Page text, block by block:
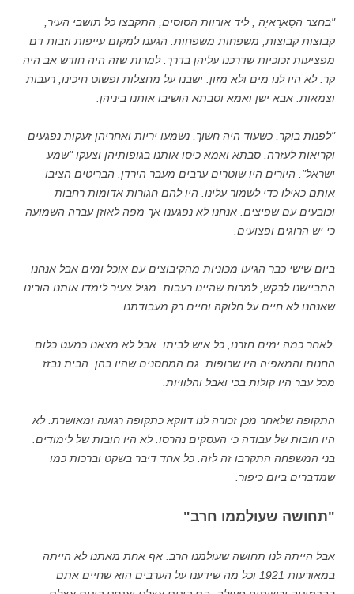
"בחצר הסָארָאיָה , ליד אורוות הסוסים, התקבצו כל תושבי העיר,
קבוצות קבוצות, משפחות משפחות. הגענו למקום עייפות וזבות דם
מפציעות זכוכיות שדרכנו עליהן בדרך. למרות שזה היה חודש אב היה
קר. לא היו לנו מים ולא מזון. ישבנו על מחצלות ופשוט חיכינו, רעבות
וצמאות. אבא ישן ואמא וסבתא הושיבו אותנו ביניהן.
"לפנות בוקר, כשעוד היה חשוך, נשמעו יריות ואחריהן זעקות נפגעים
וקריאות לעזרה. סבתא ואמא כיסו אותנו בגופותיהן וצעקו "שמע
ישראל". היורים היו שוטרים ערבים מעבר הירדן. הבריטים הציבו
אותם כאילו כדי לשמור עלינו. היו להם חגורות אדומות רחבות
וכובעים עם שפיצים. אנחנו לא נפגענו אך מפה לאוזן עברה השמועה
כי יש הרוגים ופצועים.
ביום שישי כבר הגיעו מכוניות מהקיבוצים עם אוכל ומים אבל אנחנו
התביישנו לבקש, למרות שהיינו רעבות. מגיל צעיר לימדו אותנו הורינו
שאנחנו לא חיים על חלוקה וחיים רק מעבודתנו.
לאחר כמה ימים חזרנו, כל איש לביתו. אבל לא מצאנו כמעט כלום.
החנות והמאפיה היו שרופות. גם המחסנים שהיו בהן. הבית נבזז.
מכל עבר היו קולות בכי ואבל והלוויות.
התקופה שלאחר מכן זכורה לנו דווקא כתקופה רגועה ומאושרת. לא
היו חובות של עבודה כי העסקים נהרסו. לא היו חובות של לימודים.
בני המשפחה התקרבו זה לזה. כל אחד דיבר בשקט וברכות כמו
שמדברים ביום כיפור.
"תחושה שעולממו חרב"
אבל הייתה לנו תחושה שעולמנו חרב. אף אחת מאתנו לא הייתה
במאורעות 1921 וכל מה שידענו על הערבים הוא שחיים אתם